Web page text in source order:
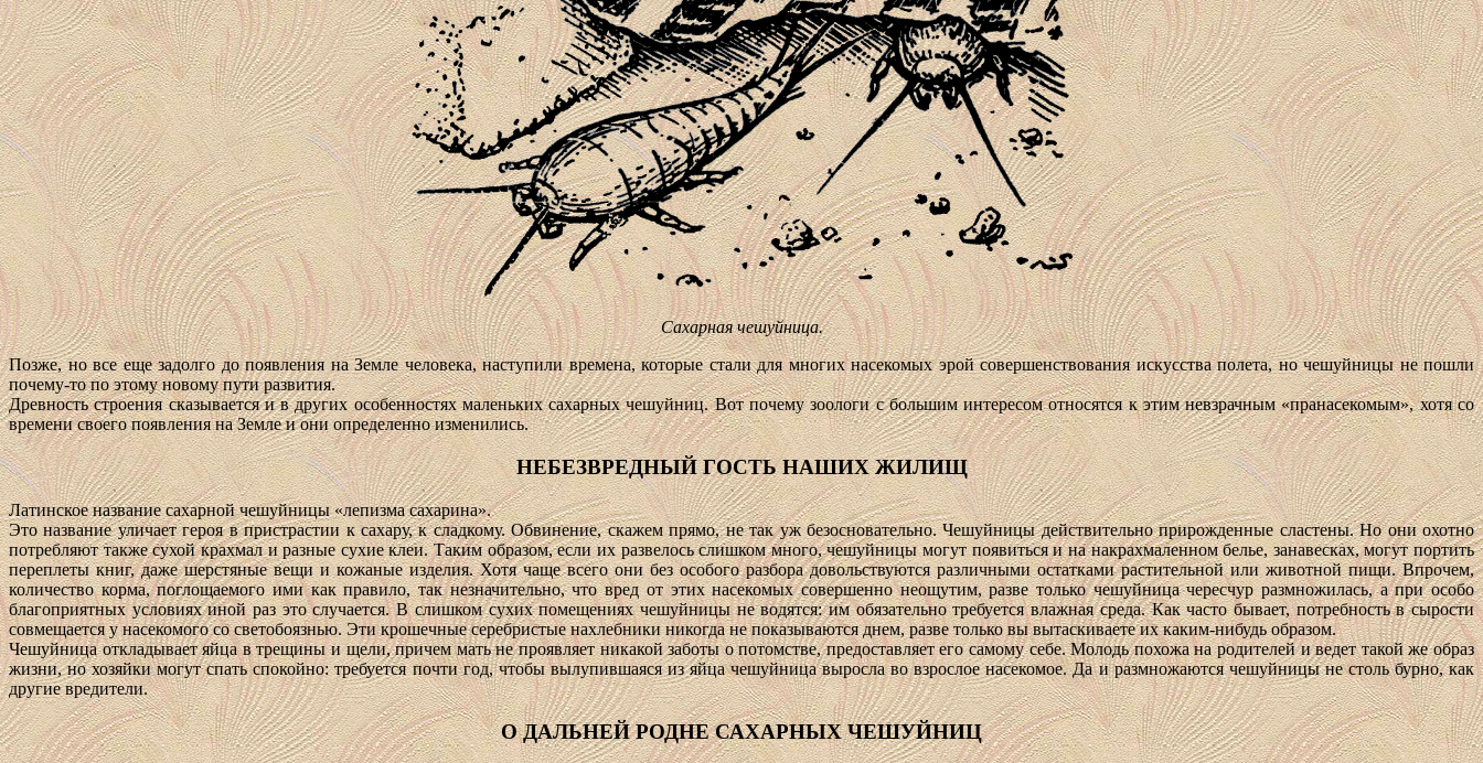
Сахарная чешуйница.
Позже, но все еще задолго до появления на Земле человека, наступили времена, которые стали для многих насекомых эрой совершенствования искусства полета, но чешуйницы не пошли
почему-то по этому новому пути развития.
Древность строения сказывается и в других особенностях маленьких сахарных чешуйниц. Вот почему зоологи с большим интересом относятся к этим невзрачным «пранасекомым», хотя со
времени своего появления на Земле и они определенно изменились.
НЕБЕЗВРЕДНЫЙ ГОСТЬ НАШИХ ЖИЛИЩ
Латинское название сахарной чешуйницы «лепизма сахарина».
Это название уличает героя в пристрастии к сахару, к сладкому. Обвинение, скажем прямо, не так уж безосновательно. Чешуйницы действительно прирожденные сластены. Но они охотно
потребляют также сухой крахмал и разные сухие клеи. Таким образом, если их развелось слишком много, чешуйницы могут появиться и на накрахмаленном белье, занавесках, могут портить
переплеты книг, даже шерстяные вещи и кожаные изделия. Хотя чаще всего они без особого разбора довольствуются различными остатками растительной или животной пищи. Впрочем,
количество корма, поглощаемого ими как правило, так незначительно, что вред от этих насекомых совершенно неощутим, разве только чешуйница чересчур размножилась, а при особо
благоприятных условиях иной раз это случается. В слишком сухих помещениях чешуйницы не водятся: им обязательно требуется влажная среда. Как часто бывает, потребность в сырости
совмещается у насекомого со светобоязнью. Эти крошечные серебристые нахлебники никогда не показываются днем, разве только вы вытаскиваете их каким-нибудь образом.
Чешуйница откладывает яйца в трещины и щели, причем мать не проявляет никакой заботы о потомстве, предоставляет его самому себе. Молодь похожа на родителей и ведет такой же образ
жизни, но хозяйки могут спать спокойно: требуется почти год, чтобы вылупившаяся из яйца чешуйница выросла во взрослое насекомое. Да и размножаются чешуйницы не столь бурно, как
другие вредители.
О ДАЛЬНЕЙ РОДНЕ САХАРНЫХ ЧЕШУЙНИЦ